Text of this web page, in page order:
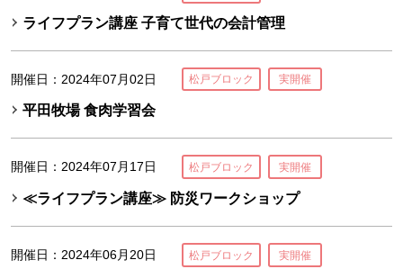
ライフプラン講座 子育て世代の会計管理
開催日：2024年07月02日 松戸ブロック 実開催
平田牧場 食肉学習会
開催日：2024年07月17日 松戸ブロック 実開催
≪ライフプラン講座≫ 防災ワークショップ
開催日：2024年06月20日 松戸ブロック 実開催